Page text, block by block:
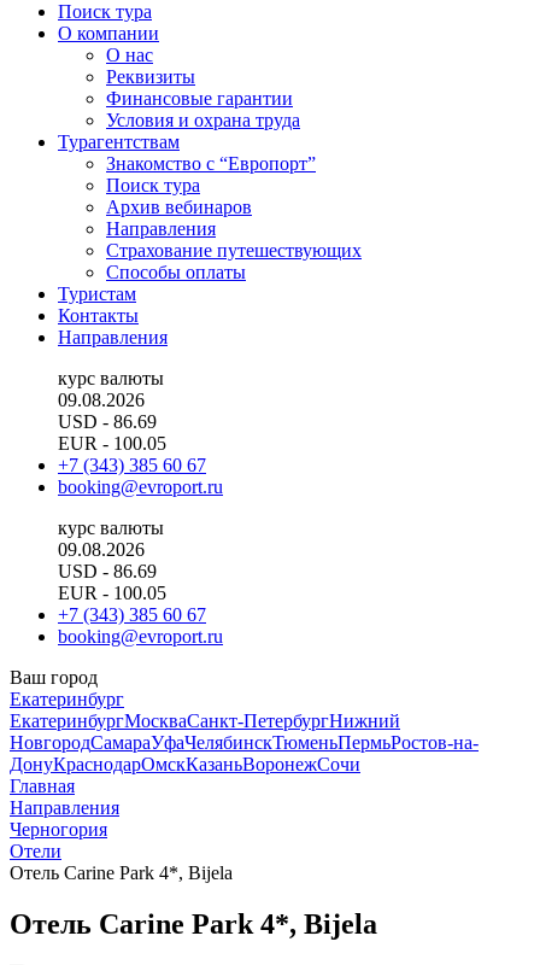
Поиск тура
О компании
О нас
Реквизиты
Финансовые гарантии
Условия и охрана труда
Турагентствам
Знакомство с “Европорт”
Поиск тура
Архив вебинаров
Направления
Страхование путешествующих
Способы оплаты
Туристам
Контакты
Направления
курс валюты
09.08.2026
USD - 86.69
EUR - 100.05
+7 (343) 385 60 67
booking@evroport.ru
курс валюты
09.08.2026
USD - 86.69
EUR - 100.05
+7 (343) 385 60 67
booking@evroport.ru
Ваш город
Екатеринбург
ЕкатеринбургМоскваСанкт-ПетербургНижний
НовгородСамараУфаЧелябинскТюменьПермьРостов-на-
ДонуКраснодарОмскКазаньВоронежСочи
Главная
Направления
Черногория
Отели
Отель Carine Park 4*, Bijela
Отель Carine Park 4*, Bijela